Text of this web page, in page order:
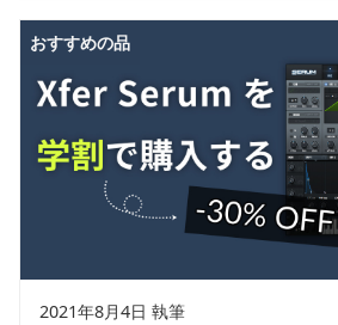
おすすめの品
2021年8月4日 執筆